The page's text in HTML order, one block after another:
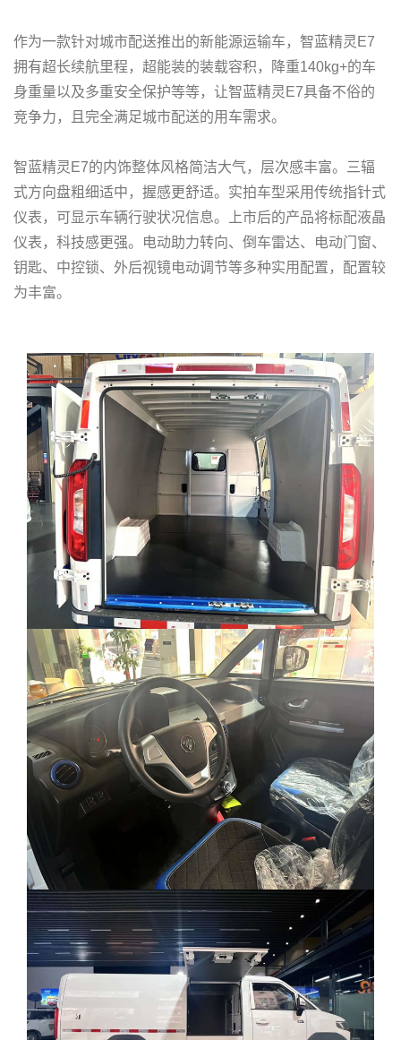
作为一款针对城市配送推出的新能源运输车，智蓝精灵E7
拥有超长续航里程，超能装的装载容积，降重140kg+的车
身重量以及多重安全保护等等，让智蓝精灵E7具备不俗的
竞争力，且完全满足城市配送的用车需求。
智蓝精灵E7的内饰整体风格简洁大气，层次感丰富。三辐
式方向盘粗细适中，握感更舒适。实拍车型采用传统指针式
仪表，可显示车辆行驶状况信息。上市后的产品将标配液晶
仪表，科技感更强。电动助力转向、倒车雷达、电动门窗、
钥匙、中控锁、外后视镜电动调节等多种实用配置，配置较
为丰富。